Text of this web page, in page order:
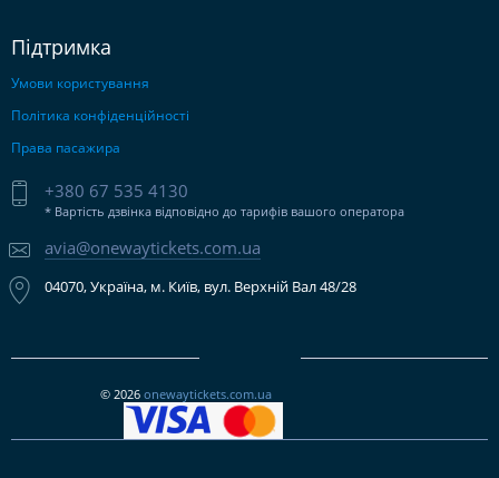
Підтримка
Умови користування
Політика конфіденційності
Права пасажира
+380 67 535 4130
* Вартість дзвінка відповідно до тарифів вашого оператора
avia@onewaytickets.com.ua
04070, Україна, м. Київ, вул. Верхній Вал 48/28
© 2026 onewaytickets.com.ua